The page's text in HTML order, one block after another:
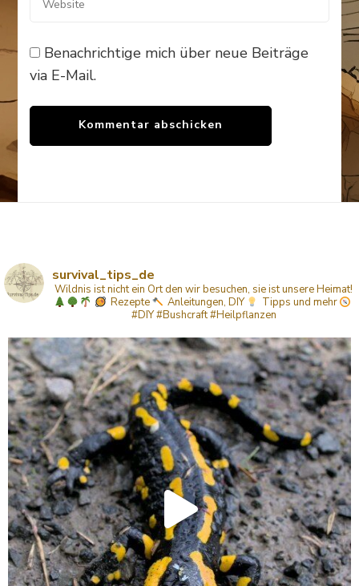
Benachrichtige mich über neue Beiträge
via E-Mail.
survival_tips_de
Wildnis ist nicht ein Ort den wir besuchen, sie ist unsere Heimat!
Rezepte
Anleitungen, DIY Tipps und mehr
#DIY #Bushcraft #Heilpflanzen